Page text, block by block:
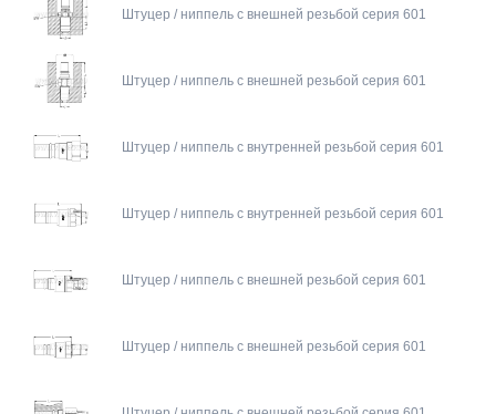
Штуцер / ниппель с внешней резьбой серия 601
Штуцер / ниппель с внешней резьбой серия 601
Штуцер / ниппель с внутренней резьбой серия 601
Штуцер / ниппель с внутренней резьбой серия 601
Штуцер / ниппель с внешней резьбой серия 601
Штуцер / ниппель с внешней резьбой серия 601